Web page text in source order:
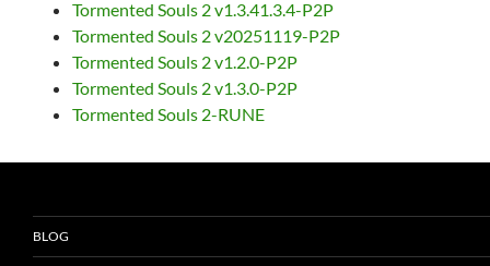
Tormented Souls 2 v1.3.41.3.4-P2P
Tormented Souls 2 v20251119-P2P
Tormented Souls 2 v1.2.0-P2P
Tormented Souls 2 v1.3.0-P2P
Tormented Souls 2-RUNE
BLOG